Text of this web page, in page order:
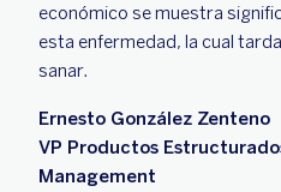
económico se muestra
esta enfermedad, la cual
sanar.
Ernesto
VP Productos
Management